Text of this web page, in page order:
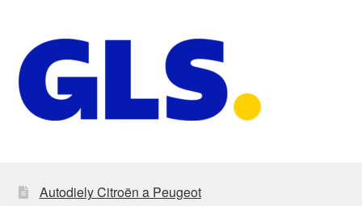
Autodiely Citroën a Peugeot